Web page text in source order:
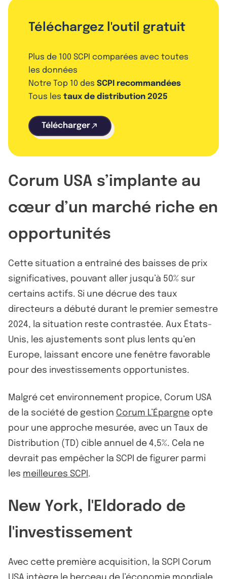
Téléchargez l'outil gratuit
Plus de 100 SCPI comparées avec toutes
les données
Notre Top 10 des SCPI recommandées
Tous les taux de distribution 2025
Télécharger
Corum USA s’implante au
cœur d’un marché riche en
opportunités
Cette situation a entraîné des baisses de prix
significatives, pouvant aller jusqu’à 50% sur
certains actifs. Si une décrue des taux
directeurs a débuté durant le premier semestre
2024, la situation reste contrastée. Aux États-
Unis, les ajustements sont plus lents qu’en
Europe, laissant encore une fenêtre favorable
pour des investissements opportunistes.
Malgré cet environnement propice, Corum USA
de la société de gestion Corum L’Épargne opte
pour une approche mesurée, avec un Taux de
Distribution (TD) cible annuel de 4,5%. Cela ne
devrait pas empêcher la SCPI de figurer parmi
les meilleures SCPI .
New York, l'Eldorado de
l'investissement
Avec cette première acquisition, la SCPI Corum